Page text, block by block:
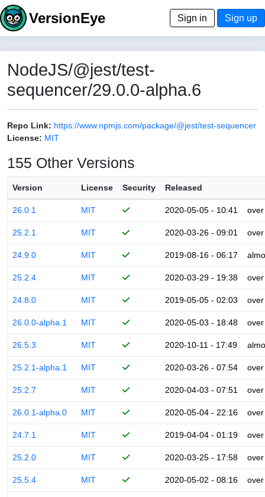
VersionEye Sign in Sign up
NodeJS/@jest/test-
sequencer/29.0.0-alpha.6
Repo Link: https://www.npmjs.com/package/@jest/test-sequencer
License: MIT
155 Other Versions
Version License Security Released
26.0.1 MIT 2020-05-05 - 10:41
25.2.1 MIT 2020-03-26 - 09:01
24.9.0 MIT 2019-08-16 - 06:17
25.2.4 MIT 2020-03-29 - 19:38
24.8.0 MIT 2019-05-05 - 02:03
26.0.0-alpha.1 MIT 2020-05-03 - 18:48
26.5.3 MIT 2020-10-11 - 17:49
25.2.1-alpha.1 MIT 2020-03-26 - 07:54
25.2.7 MIT 2020-04-03 - 07:51
26.0.1-alpha.0 MIT 2020-05-04 - 22:16
24.7.1 MIT 2019-04-04 - 01:19
25.2.0 MIT 2020-03-25 - 17:58
25.5.4 MIT 2020-05-02 - 08:16